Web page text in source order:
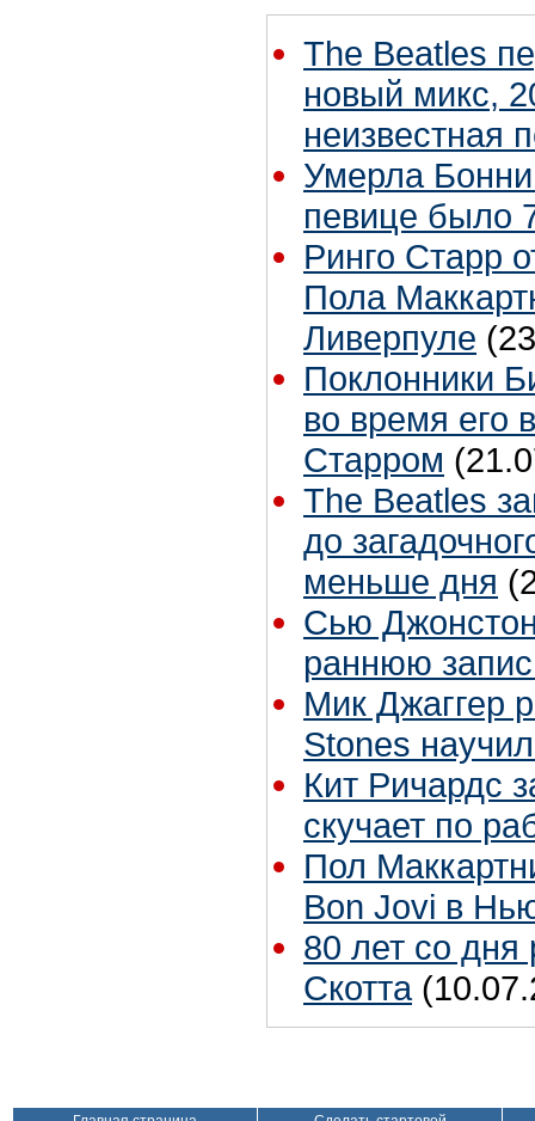
The Beatles
новый микс,
неизвестная
Умерла
певице было
Ринго Старр
Пола
Ливерпуле
Поклонники
во время его
Старром
The Beatles
до
меньше дня
Сью
раннюю
Мик Джаггер
Stones
Кит Ричардс
скучает по
Пол
Bon Jovi в
80 лет со
Скотта